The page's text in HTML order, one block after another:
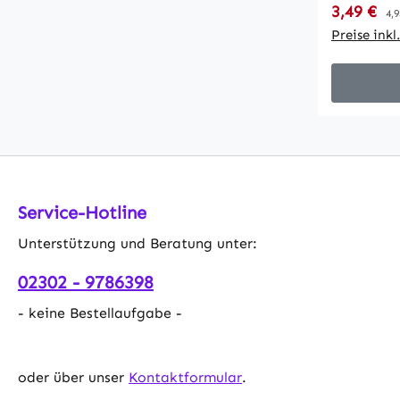
sowie
• stabile
Ø84mm
3,49 €
Preise
Service-Hotline
Unterstützung und Beratung unter:
02302 - 9786398
- keine Bestellaufgabe -
oder über unser Kontaktformular.